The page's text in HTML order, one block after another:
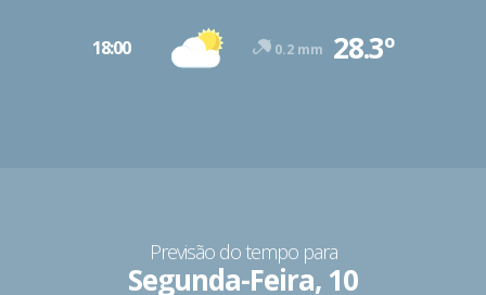
18:00 0.2 mm 28.3º
Previsão do tempo para
Segunda-Feira, 10